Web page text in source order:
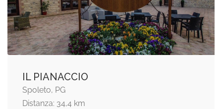
IL PIANACCIO
Spoleto, PG
Distanza: 34,4 km